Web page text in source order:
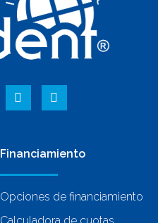
Financiamiento
Opciones de financiamiento
Calculadora de cuotas